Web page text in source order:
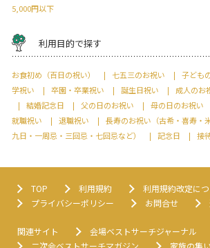
5,000円以下
利用目的で探す
お食初め（百日の祝い） 七五三のお祝い 子ども
学祝い
卒園・卒業祝い 誕生日祝い 成人のお
結婚記念日
父の日のお祝い 母の日のお祝い
就職祝い
退職祝い 長寿のお祝い（古希・喜寿・
九日・一周忌・三回忌・七回忌など）
記念日 接
TOP 利用規約
利用規約改定に
プライバシーポリシー
お問合せ
関連サイト
会場ベストサーチジャーナル
二次会ベストサーチマガジン
家族の集